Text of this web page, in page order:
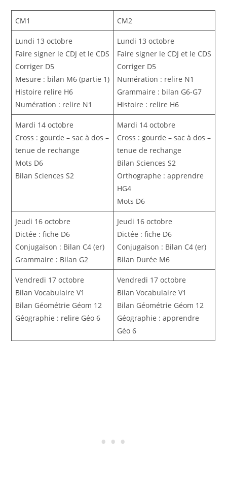
CM1 CM2
Lundi 13 octobre
Faire signer le CDJ et le CDS
Corriger D5
Mesure : bilan M6 (partie 1)
Histoire relire H6
Numération : relire N1
Lundi 13 octobre
Faire signer le CDJ et le CDS
Corriger D5
Numération : relire N1
Grammaire : bilan G6-G7
Histoire : relire H6
Mardi 14 octobre
Cross : gourde – sac à dos –
tenue de rechange
Mots D6
Bilan Sciences S2
Mardi 14 octobre
Cross : gourde – sac à dos –
tenue de rechange
Bilan Sciences S2
Orthographe : apprendre
HG4
Mots D6
Jeudi 16 octobre
Dictée : fiche D6
Conjugaison : Bilan C4 (er)
Grammaire : Bilan G2
Jeudi 16 octobre
Dictée : fiche D6
Conjugaison : Bilan C4 (er)
Bilan Durée M6
Vendredi 17 octobre
Bilan Vocabulaire V1
Bilan Géométrie Géom 12
Géographie : relire Géo 6
Vendredi 17 octobre
Bilan Vocabulaire V1
Bilan Géométrie Géom 12
Géographie : apprendre
Géo 6